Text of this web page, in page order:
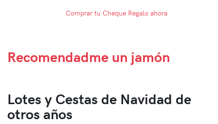
Comprar tu Cheque Regalo ahora
Recomendadme un jamón
Lotes y Cestas de Navidad de
otros años